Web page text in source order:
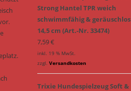
Strong Hantel TPR weich
schwimmfähig & geräuschlos
14,5 cm (Art.-Nr. 33474)
7,59€
inkl. 19 % MwSt.
zzgl. Versandkosten
Trixie Hundespielzeug Soft &